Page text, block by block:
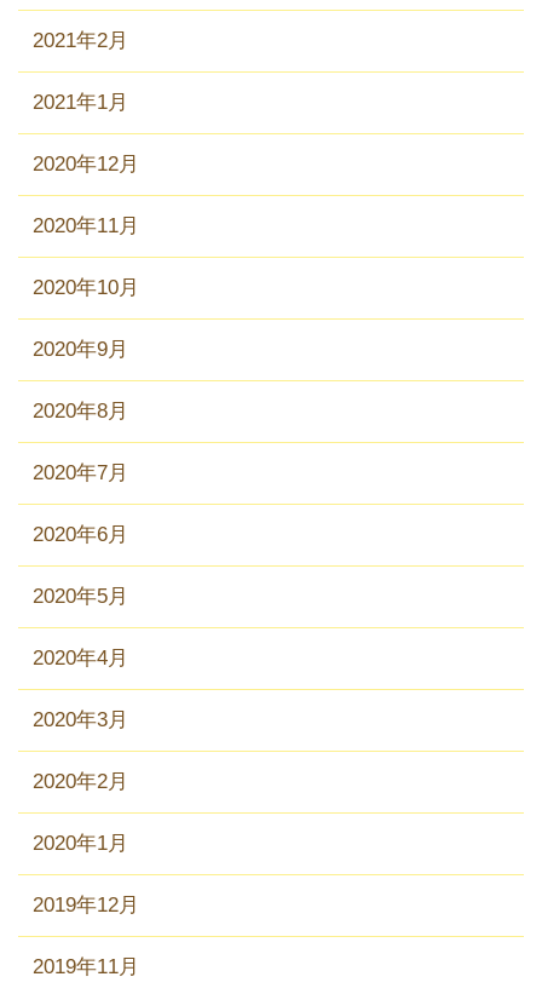
2021年2月
2021年1月
2020年12月
2020年11月
2020年10月
2020年9月
2020年8月
2020年7月
2020年6月
2020年5月
2020年4月
2020年3月
2020年2月
2020年1月
2019年12月
2019年11月